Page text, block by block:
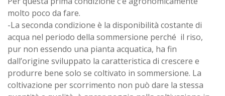
molto poco da fare.
-La seconda condizione è la disponibilità costante di
acqua nel periodo della sommersione perché il riso,
pur non essendo una pianta acquatica, ha fin
dall’origine sviluppato la caratteristica di crescere e
produrre bene solo se coltivato in sommersione. La
coltivazione per scorrimento non può dare la stessa